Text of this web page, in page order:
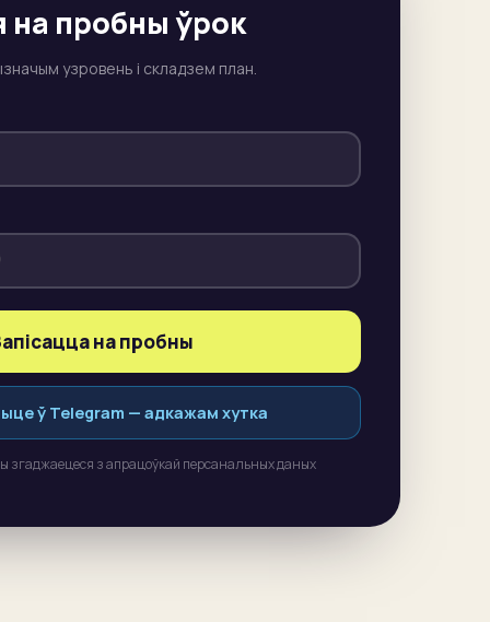
на пробны ўрок
узровень і складзем план.
на пробны
ў Telegram — адкажам хутка
згаджаецеся з апрацоўкай персанальных даных